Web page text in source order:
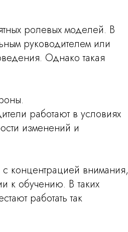
ролевых моделей. В
руководителем или
Однако такая
работают в условиях
изменений и
концентрацией внимания,
к обучению. В таких
работать так